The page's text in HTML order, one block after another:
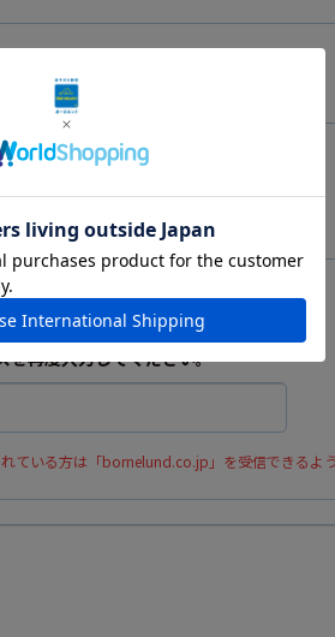
い。
を再度入力してください。
ている方は「bornelund.co.jp」を受信できるよ